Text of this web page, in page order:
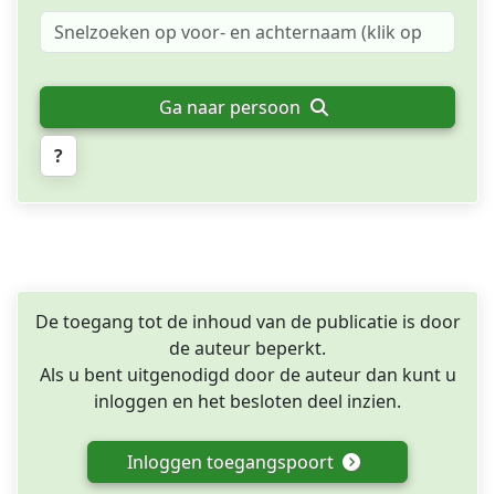
Ga naar persoon
?
De toegang tot de inhoud van de publicatie is door
de auteur beperkt.
Als u bent uitgenodigd door de auteur dan kunt u
inloggen en het besloten deel inzien.
Inloggen toegangspoort